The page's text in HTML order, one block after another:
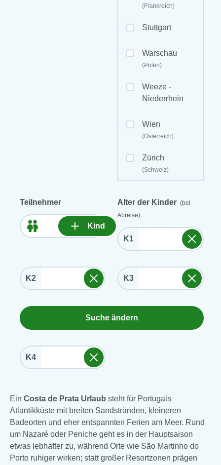
(Frankreich)
Stuttgart
Warschau
(Polen)
Weeze -
Niederrhein
Wien
(Österreich)
Zürich
(Schweiz)
Teilnehmer
Kind
Alter der Kinder (bei
Abreise)
K1
K2 K3
K4
Suche ändern
Ein Costa de Prata Urlaub steht für Portugals
Atlantikküste mit breiten Sandstränden, kleineren
Badeorten und eher entspannten Ferien am Meer. Rund
um Nazaré oder Peniche geht es in der Hauptsaison
etwas lebhafter zu, während Orte wie São Martinho do
Porto ruhiger wirken; statt großer Resortzonen prägen